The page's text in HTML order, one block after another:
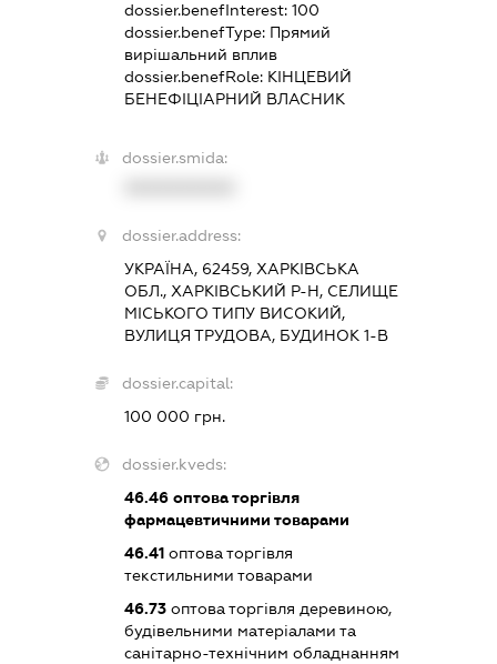
dossier.benefInterest: 100
dossier.benefType: Прямий
вирішальний вплив
dossier.benefRole: КІНЦЕВИЙ
БЕНЕФІЦІАРНИЙ ВЛАСНИК
dossier.smida:
dossier.address:
УКРАЇНА, 62459, ХАРКІВСЬКА
ОБЛ., ХАРКІВСЬКИЙ Р-Н, СЕЛИЩЕ
МІСЬКОГО ТИПУ ВИСОКИЙ,
ВУЛИЦЯ ТРУДОВА, БУДИНОК 1-В
dossier.capital:
100 000 грн.
dossier.kveds:
46.46оптова торгівля
фармацевтичними товарами
46.41оптова торгівля
текстильними товарами
46.73оптова торгівля деревиною,
будівельними матеріалами та
санітарно-технічним обладнанням